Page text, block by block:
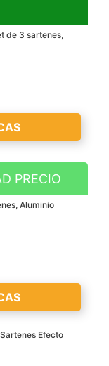
de 3 sartenes,
PRECIO
Aluminio
Efecto